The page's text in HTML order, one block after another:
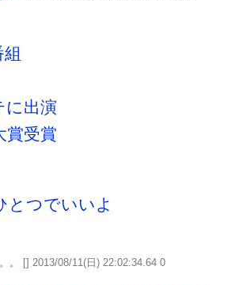
に出演
賞受賞
とつでいいよ
。 [] 2013/08/11(日) 22:02:34.64 0